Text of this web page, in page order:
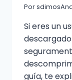
Por
Si eres un
guía, te